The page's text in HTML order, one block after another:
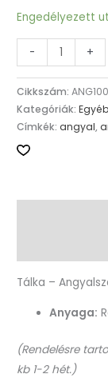
Engedélyezett
- +
Cikkszám:ANG100
Kategóriák:
Címkék:angyal,
Tálka –
Anyaga:
(Rendelésre
kb 1-2 hét.)